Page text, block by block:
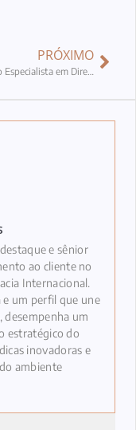
PRÓXIMO
Advogado Especialista em Direito Internacional Tributário é Essencial para Brasileiros no Exterior
e sênior
ao cliente no
Internacional.
e um perfil que une
desempenha um
estratégico do
inovadoras e
ambiente